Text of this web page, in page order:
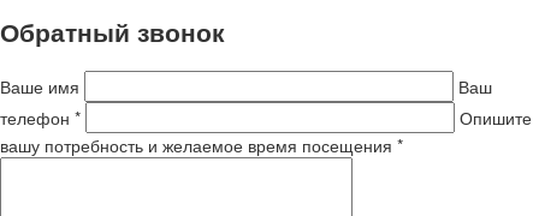
Обратный звонок
Ваше имя
Ваш
телефон *
Опишите
вашу потребность и желаемое время посещения *